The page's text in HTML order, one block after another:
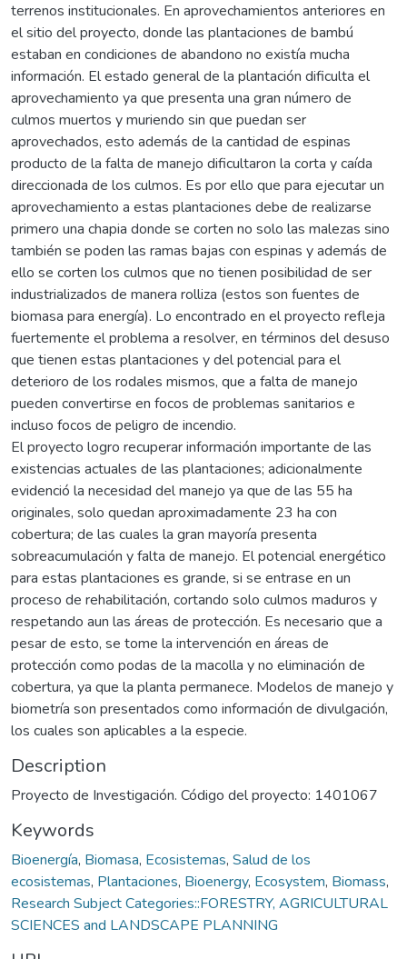
terrenos institucionales. En aprovechamientos anteriores en
el sitio del proyecto, donde las plantaciones de bambú
estaban en condiciones de abandono no existía mucha
información. El estado general de la plantación dificulta el
aprovechamiento ya que presenta una gran número de
culmos muertos y muriendo sin que puedan ser
aprovechados, esto además de la cantidad de espinas
producto de la falta de manejo dificultaron la corta y caída
direccionada de los culmos. Es por ello que para ejecutar un
aprovechamiento a estas plantaciones debe de realizarse
primero una chapia donde se corten no solo las malezas sino
también se poden las ramas bajas con espinas y además de
ello se corten los culmos que no tienen posibilidad de ser
industrializados de manera rolliza (estos son fuentes de
biomasa para energía). Lo encontrado en el proyecto refleja
fuertemente el problema a resolver, en términos del desuso
que tienen estas plantaciones y del potencial para el
deterioro de los rodales mismos, que a falta de manejo
pueden convertirse en focos de problemas sanitarios e
incluso focos de peligro de incendio.
El proyecto logro recuperar información importante de las
existencias actuales de las plantaciones; adicionalmente
evidenció la necesidad del manejo ya que de las 55 ha
originales, solo quedan aproximadamente 23 ha con
cobertura; de las cuales la gran mayoría presenta
sobreacumulación y falta de manejo. El potencial energético
para estas plantaciones es grande, si se entrase en un
proceso de rehabilitación, cortando solo culmos maduros y
respetando aun las áreas de protección. Es necesario que a
pesar de esto, se tome la intervención en áreas de
protección como podas de la macolla y no eliminación de
cobertura, ya que la planta permanece. Modelos de manejo y
biometría son presentados como información de divulgación,
los cuales son aplicables a la especie.
Description
Proyecto de Investigación. Código del proyecto: 1401067
Keywords
Bioenergía, Biomasa, Ecosistemas, Salud de los
ecosistemas, Plantaciones, Bioenergy, Ecosystem, Biomass,
Research Subject Categories::FORESTRY, AGRICULTURAL
SCIENCES and LANDSCAPE PLANNING